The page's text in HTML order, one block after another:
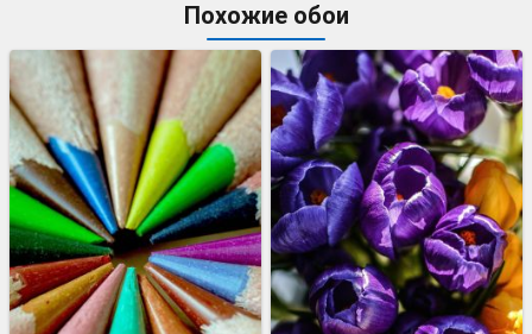
Похожие обои